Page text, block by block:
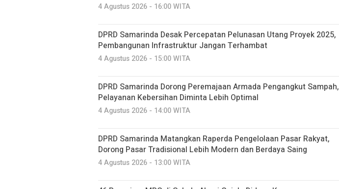
4 Agustus 2026 - 16:00 WITA
DPRD Samarinda Desak Percepatan Pelunasan Utang Proyek 2025,
Pembangunan Infrastruktur Jangan Terhambat
4 Agustus 2026 - 15:00 WITA
DPRD Samarinda Dorong Peremajaan Armada Pengangkut Sampah,
Pelayanan Kebersihan Diminta Lebih Optimal
4 Agustus 2026 - 14:00 WITA
DPRD Samarinda Matangkan Raperda Pengelolaan Pasar Rakyat,
Dorong Pasar Tradisional Lebih Modern dan Berdaya Saing
4 Agustus 2026 - 13:00 WITA